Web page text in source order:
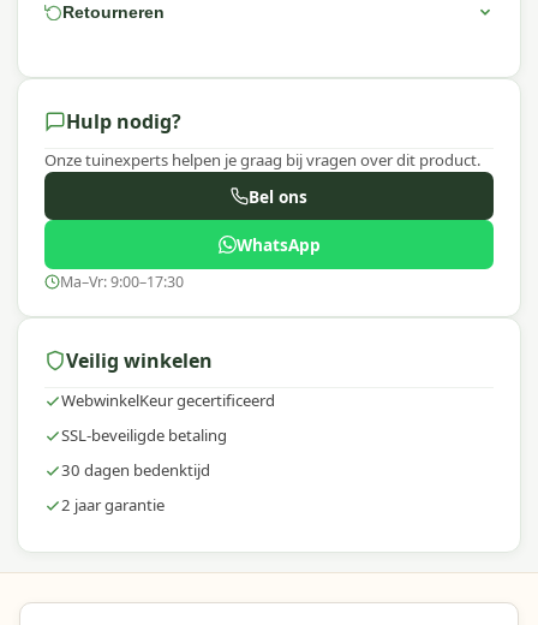
Retourneren
Hulp nodig?
Onze tuinexperts helpen je graag bij vragen over dit product.
Bel ons
WhatsApp
Ma–Vr: 9:00–17:30
Veilig winkelen
WebwinkelKeur gecertificeerd
SSL-beveiligde betaling
30 dagen bedenktijd
2 jaar garantie